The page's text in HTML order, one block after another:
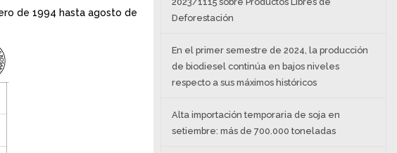
p
de 1994 hasta agosto de
Deforestación
En el primer semestre de 2024, la producción
de biodiesel continúa en bajos niveles
respecto a sus máximos históricos
Alta importación temporaria de soja en
setiembre: más de 700.000 toneladas